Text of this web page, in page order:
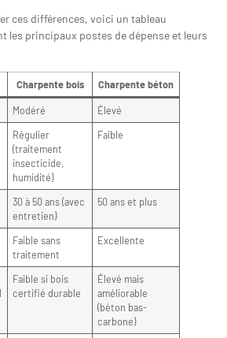
ces différences, voici un tableau
les principaux postes de dépense et leurs
Charpente bois Charpente béton
Modéré
Élevé
Régulier
(traitement
insecticide,
humidité)
Faible
30 à 50 ans (avec
entretien)
50 ans et plus
Faible sans
traitement
Excellente
Faible si bois
certifié durable
Élevé mais
améliorable
(béton bas-
carbone)